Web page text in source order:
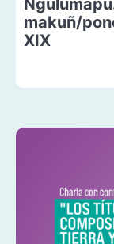
makuñ/
XIX